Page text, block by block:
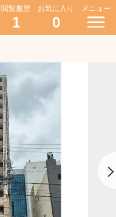
閲覧履歴
1
お気に入り
0
メニュー